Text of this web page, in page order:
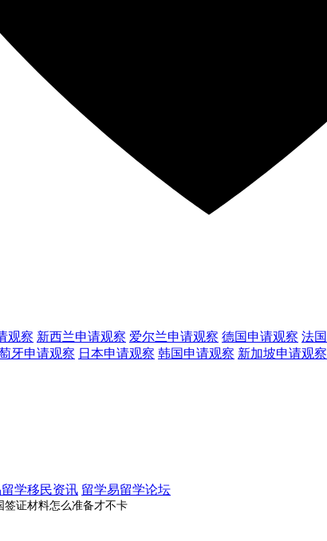
观察 新西兰申请观察 爱尔兰申请观察 德国申请观察 法国
牙申请观察 日本申请观察 韩国申请观察 新加坡申请观察
学移民资讯 留学易留学论坛
签证材料怎么准备才不卡